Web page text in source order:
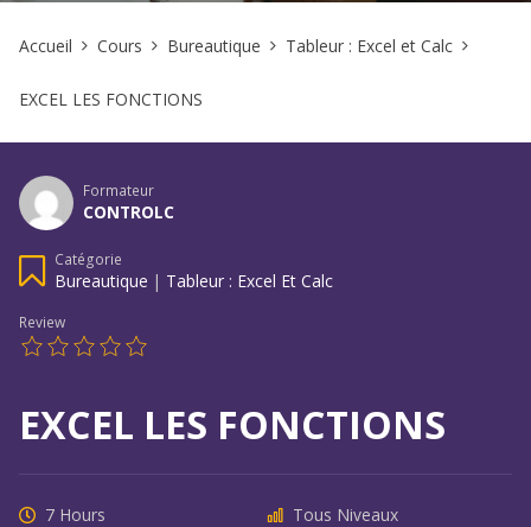
Accueil Cours Bureautique Tableur : Excel et Calc
EXCEL LES FONCTIONS
Formateur
CONTROLC
Catégorie
Bureautique | Tableur : Excel Et Calc
Review
EXCEL LES FONCTIONS
7 Hours
Tous Niveaux